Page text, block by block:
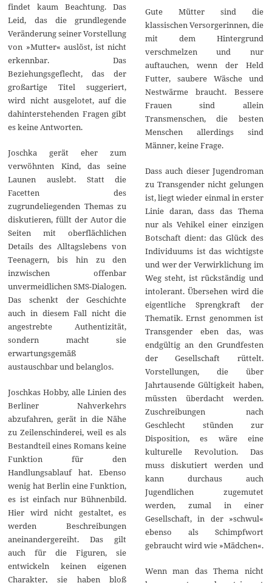
findet kaum Beachtung. Das
Leid, das die grundlegende
Veränderung seiner Vorstellung
von »Mutter« auslöst, ist nicht
erkennbar. Das
Beziehungsgeflecht, das der
großartige Titel suggeriert,
wird nicht ausgelotet, auf die
dahinterstehenden Fragen gibt
es keine Antworten.
Joschka gerät eher zum
verwöhnten Kind, das seine
Launen auslebt. Statt die
Facetten des
zugrundeliegenden Themas zu
diskutieren, füllt der Autor die
Seiten mit oberflächlichen
Details des Alltagslebens von
Teenagern, bis hin zu den
inzwischen offenbar
unvermeidlichen SMS-Dialogen.
Das schenkt der Geschichte
auch in diesem Fall nicht die
angestrebte Authentizität,
sondern macht sie
erwartungsgemäß
austauschbar und belanglos.
Joschkas Hobby, alle Linien des
Berliner Nahverkehrs
abzufahren, gerät in die Nähe
zu Zeilenschinderei, weil es als
Bestandteil eines Romans keine
Funktion für den
Handlungsablauf hat. Ebenso
wenig hat Berlin eine Funktion,
es ist einfach nur Bühnenbild.
Hier wird nicht gestaltet, es
werden Beschreibungen
aneinandergereiht. Das gilt
auch für die Figuren, sie
entwickeln keinen eigenen
Charakter, sie haben bloß
Gute Mütter sind die
klassischen Versorgerinnen, die
mit dem Hintergrund
verschmelzen und nur
auftauchen, wenn der Held
Futter, saubere Wäsche und
Nestwärme braucht. Bessere
Frauen sind allein
Transmenschen, die besten
Menschen allerdings sind
Männer, keine Frage.
Dass auch dieser Jugendroman
zu Transgender nicht gelungen
ist, liegt wieder einmal in erster
Linie daran, dass das Thema
nur als Vehikel einer einzigen
Botschaft dient: das Glück des
Individuums ist das wichtigste
und wer der Verwirklichung im
Weg steht, ist rückständig und
intolerant. Übersehen wird die
eigentliche Sprengkraft der
Thematik. Ernst genommen ist
Transgender eben das, was
endgültig an den Grundfesten
der Gesellschaft rüttelt.
Vorstellungen, die über
Jahrtausende Gültigkeit haben,
müssten überdacht werden.
Zuschreibungen nach
Geschlecht stünden zur
Disposition, es wäre eine
kulturelle Revolution. Das
muss diskutiert werden und
kann durchaus auch
Jugendlichen zugemutet
werden, zumal in einer
Gesellschaft, in der »schwul«
ebenso als Schimpfwort
gebraucht wird wie »Mädchen«.
Wenn man das Thema nicht